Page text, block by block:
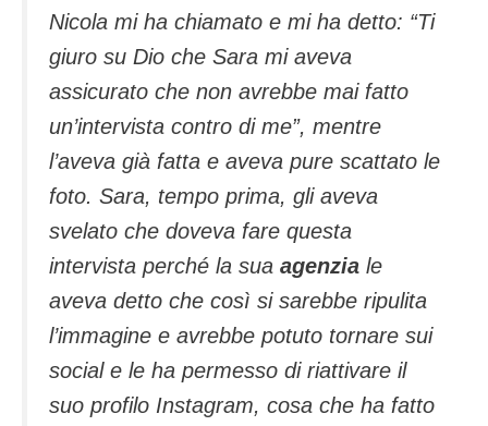
Nicola mi ha chiamato e mi ha detto: “Ti
giuro su Dio che Sara mi aveva
assicurato che non avrebbe mai fatto
un’intervista contro di me”, mentre
l’aveva già fatta e aveva pure scattato le
foto. Sara, tempo prima, gli aveva
svelato che doveva fare questa
intervista perché la sua agenzia le
aveva detto che così si sarebbe ripulita
l’immagine e avrebbe potuto tornare sui
social e le ha permesso di riattivare il
suo profilo Instagram, cosa che ha fatto